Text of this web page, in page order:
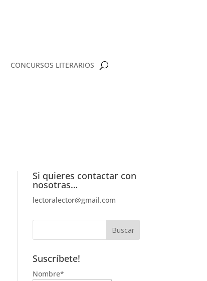
CONCURSOS LITERARIOS
Si quieres contactar con
nosotras…
lectoralector@gmail.com
Suscríbete!
Nombre*